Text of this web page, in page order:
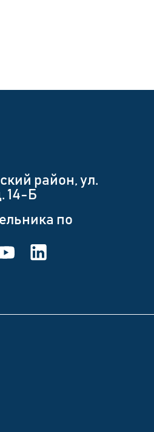
район, ул.
14-Б
по